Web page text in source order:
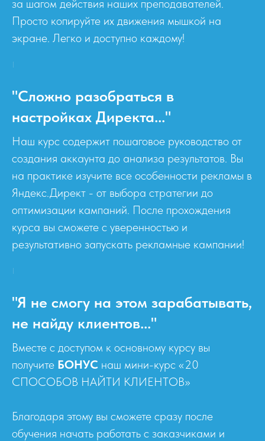
за шагом действия наших преподавателей.
Просто копируйте их движения мышкой на
экране. Легко и доступно каждому!
"Сложно разобраться в
настройках Директа..."
Наш курс содержит пошаговое руководство от
создания аккаунта до анализа результатов. Вы
на практике изучите все особенности рекламы в
Яндекс.Директ - от выбора стратегии до
оптимизации кампаний. После прохождения
курса вы сможете с уверенностью и
результативно запускать рекламные кампании!
"Я не смогу на этом зарабатывать,
не найду клиентов..."
Вместе с доступом к основному курсу вы
получите БОНУС наш мини-курс «20
СПОСОБОВ НАЙТИ КЛИЕНТОВ»
Благодаря этому вы сможете сразу после
обучения начать работать с заказчиками и